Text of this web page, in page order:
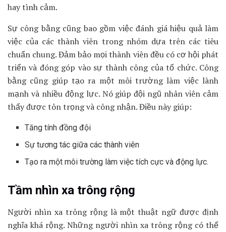
hay tình cảm.
Sự công bằng cũng bao gồm việc đánh giá hiệu quả làm
việc của các thành viên trong nhóm dựa trên các tiêu
chuẩn chung. Đảm bảo mọi thành viên đều có cơ hội phát
triển và đóng góp vào sự thành công của tổ chức. Công
bằng cũng giúp tạo ra một môi trường làm việc lành
mạnh và nhiều động lực. Nó giúp đội ngũ nhân viên cảm
thấy được tôn trọng và công nhận. Điều này giúp:
Tăng tính đồng đội
Sự tương tác giữa các thành viên
Tạo ra một môi trường làm việc tích cực và động lực.
Tầm nhìn xa trông rộng
Người nhìn xa trông rộng là một thuật ngữ được định
nghĩa khá rộng. Những người nhìn xa trông rộng có thể